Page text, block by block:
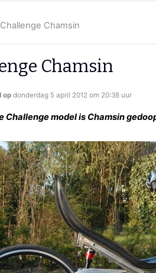
Challenge Chamsin
Chamsin
op donderdag 5 april 2012 om 20:38 uur
Challenge model is Chamsin